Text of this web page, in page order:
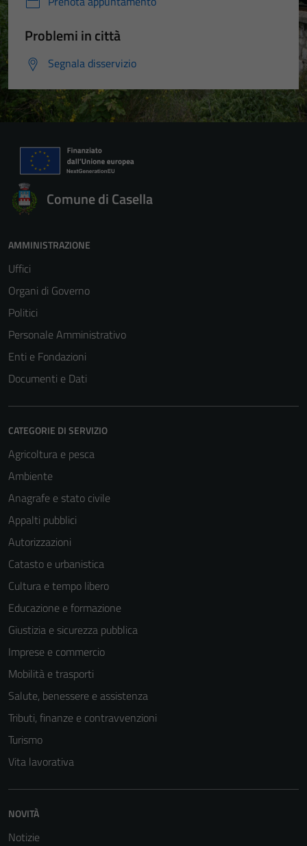
Problemi in città
Segnala disservizio
Comune di Casella
AMMINISTRAZIONE
Uffici
Organi di Governo
Politici
Personale Amministrativo
Enti e Fondazioni
Documenti e Dati
CATEGORIE DI SERVIZIO
Agricoltura e pesca
Ambiente
Anagrafe e stato civile
Appalti pubblici
Autorizzazioni
Catasto e urbanistica
Cultura e tempo libero
Educazione e formazione
Giustizia e sicurezza pubblica
Imprese e commercio
Mobilità e trasporti
Salute, benessere e assistenza
Tributi, finanze e contravvenzioni
Turismo
Vita lavorativa
NOVITÀ
Notizie